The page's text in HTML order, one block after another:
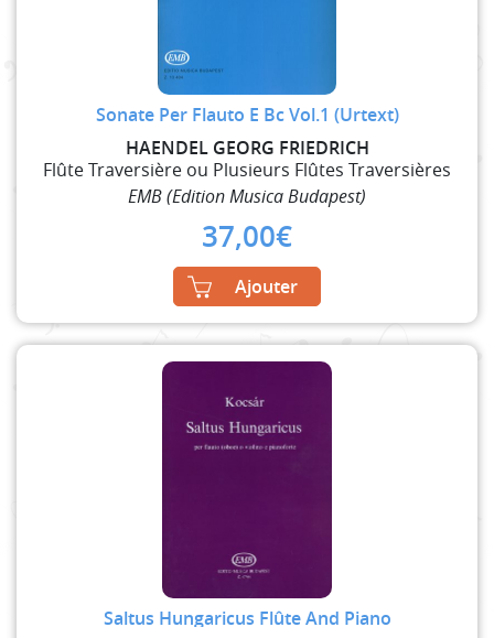
Sonate Per Flauto E Bc Vol.1 (Urtext)
HAENDEL GEORG FRIEDRICH
Flûte Traversière ou Plusieurs Flûtes Traversières
EMB (Edition Musica Budapest)
37,00€
Ajouter
Saltus Hungaricus Flûte And Piano